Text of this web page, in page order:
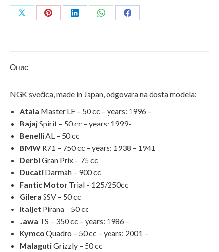
Share
Share
Share
Share
Share
Опис
NGK svećica, made in Japan, odgovara na dosta modela:
Atala Master LF – 50 cc – years: 1996 –
BajajSpirit – 50 cc – years: 1999-
BenelliAL – 50 cc
BMW R71 – 750 cc – years: 1938 – 1941
DerbiGran Prix – 75 cc
Ducati Darmah – 900 cc
Fantic Motor Trial – 125/250cc
Gilera SSV – 50 cc
Italjet Pirana – 50 cc
Jawa TS – 350 cc – years: 1986 –
Kymco Quadro – 50 cc – years: 2001 –
MalagutiGrizzly – 50 cc